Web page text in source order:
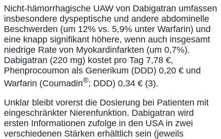
Nicht-hämorrhagische UAW von Dabigatran umfassen
insbesondere dyspeptische und andere abdominelle
Beschwerden (um 12% vs. 5,9% unter Warfarin) und
eine knapp signifikant höhere, wenn auch insgesamt
niedrige Rate von Myokardinfarkten (um 0,7%).
Dabigatran (220 mg) kostet pro Tag 7,78 €,
Phenprocoumon als Generikum (DDD) 0,20 € und
Warfarin (Coumadin®; DDD) 0,34 € (3).
Unklar bleibt vorerst die Dosierung bei Patienten mit
eingeschränkter Nierenfunktion. Dabigatran wird
ersten Informationen zufolge in den USA in zwei
verschiedenen Stärken erhältlich sein (jeweils